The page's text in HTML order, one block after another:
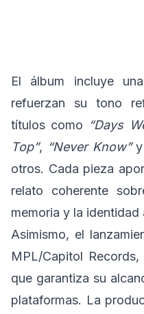
El álbum incluye
refuerzan su tono
títulos como “Days
Top”, “Never Know”y
otros. Cada pieza
relato coherente
memoria y la identidad
Asimismo, el
MPL/Capitol
que garantiza su
plataformas. La